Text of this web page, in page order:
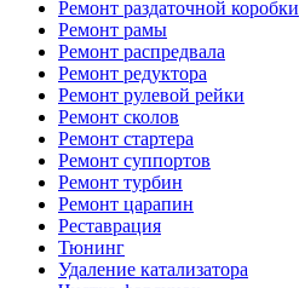
Ремонт раздаточной коробки
Ремонт рамы
Ремонт распредвала
Ремонт редуктора
Ремонт рулевой рейки
Ремонт сколов
Ремонт стартера
Ремонт суппортов
Ремонт турбин
Ремонт царапин
Реставрация
Тюнинг
Удаление катализатора